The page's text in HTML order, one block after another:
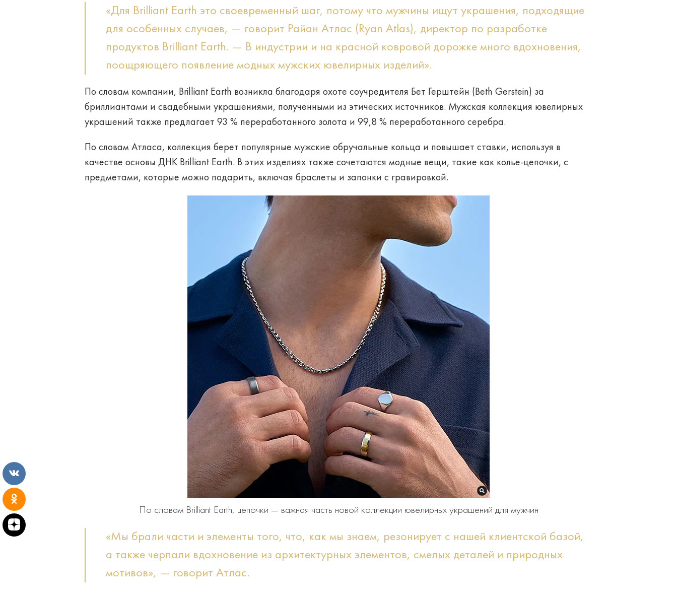
«Для Brilliant Earth это своевременный шаг, потому что мужчины ищут украшения, подходящие
для особенных случаев, — говорит Райан Атлас (Ryan Atlas), директор по разработке
продуктов Brilliant Earth. — В индустрии и на красной ковровой дорожке много вдохновения,
поощряющего появление модных мужских ювелирных изделий».
По словам компании, Brilliant Earth возникла благодаря охоте соучредителя Бет Герштейн (Beth Gerstein) за
бриллиантами и свадебными украшениями, полученными из этических источников. Мужская коллекция ювелирных
украшений также предлагает 93 % переработанного золота и 99,8 % переработанного серебра.
По словам Атласа, коллекция берет популярные мужские обручальные кольца и повышает ставки, используя в
качестве основы ДНК Brilliant Earth. В этих изделиях также сочетаются модные вещи, такие как колье-цепочки, с
предметами, которые можно подарить, включая браслеты и запонки с гравировкой.
По словам Brilliant Earth, цепочки — важная часть новой коллекции ювелирных украшений для мужчин
«Мы брали части и элементы того, что, как мы знаем, резонирует с нашей клиентской базой,
а также черпали вдохновение из архитектурных элементов, смелых деталей и природных
мотивов», — говорит Атлас.